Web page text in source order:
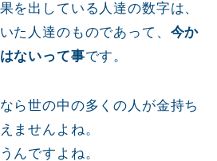
を出している人達の数字は、
た人達のものであって、 今か
ないって事です。
ら世の中の多くの人が金持ち
ませんよね。
んですよね。